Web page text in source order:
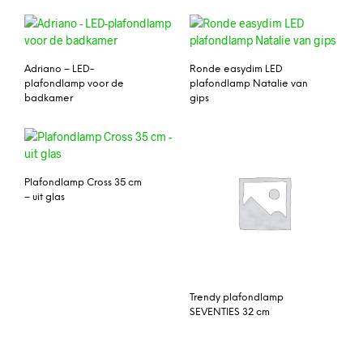
Adriano – LED-
plafondlamp voor de
badkamer
Ronde easydim LED
plafondlamp Natalie van
gips
Plafondlamp Cross 35 cm
– uit glas
Trendy plafondlamp
SEVENTIES 32 cm